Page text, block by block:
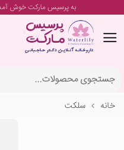
به پرسیس مارکت خوش
خانه سلکت